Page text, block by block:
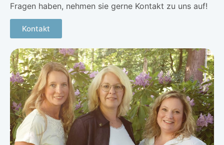
Fragen haben, nehmen sie gerne Kontakt zu uns auf!
Kontakt